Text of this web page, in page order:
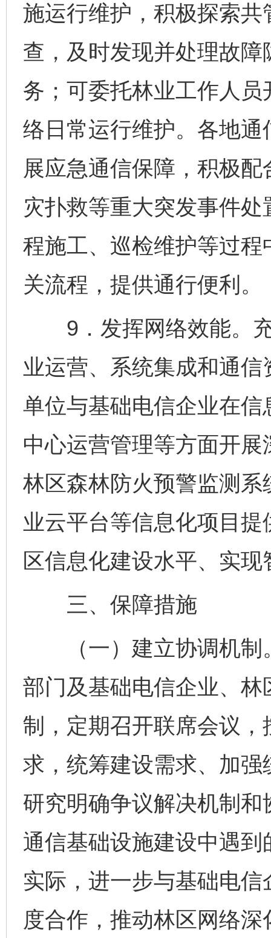
施运行维护，积极探索
查，及时发现并处理故
务；可委托林业工作人
络日常运行维护。各地
展应急通信保障，积极
灾扑救等重大突发事件
程施工、巡检维护等过
关流程，提供通行便利。
9．发挥网络效能。充
业运营、系统集成和通
单位与基础电信企业在
中心运营管理等方面开
林区森林防火预警监测
业云平台等信息化项目
区信息化建设水平、实
三、保障措施
（一）建立协调机制
部门及基础电信企业、
制，定期召开联席会议
求，统筹建设需求、加
研究明确争议解决机制
通信基础设施建设中遇
实际，进一步与基础电
度合作，推动林区网络深